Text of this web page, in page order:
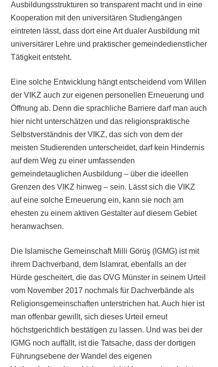
Ausbildungsstrukturen so transparent macht und in eine
Kooperation mit den universitären Studiengängen
eintreten lässt, dass dort eine Art dualer Ausbildung mit
universitärer Lehre und praktischer gemeindedienstlicher
Tätigkeit entsteht.
Eine solche Entwicklung hängt entscheidend vom Willen
der VIKZ auch zur eigenen personellen Erneuerung und
Öffnung ab. Denn die sprachliche Barriere darf man auch
hier nicht unterschätzen und das religionspraktische
Selbstverständnis der VIKZ, das sich von dem der
meisten Studierenden unterscheidet, darf kein Hindernis
auf dem Weg zu einer umfassenden
gemeindetauglichen Ausbildung – über die ideellen
Grenzen des VIKZ hinweg – sein. Lässt sich die VIKZ
auf eine solche Erneuerung ein, kann sie noch am
ehesten zu einem aktiven Gestalter auf diesem Gebiet
heranwachsen.
Die Islamische Gemeinschaft Milli Görüş (IGMG) ist mit
ihrem Dachverband, dem Islamrat, ebenfalls an der
Hürde gescheitert, die das OVG Münster in seinem Urteil
vom November 2017 nochmals für Dachverbände als
Religionsgemeinschaften unterstrichen hat. Auch hier ist
man offenbar gewillt, sich dieses Urteil erneut
höchstgerichtlich bestätigen zu lassen. Und was bei der
IGMG noch auffällt, ist die Tatsache, dass der dortigen
Führungsebene der Wandel des eigenen